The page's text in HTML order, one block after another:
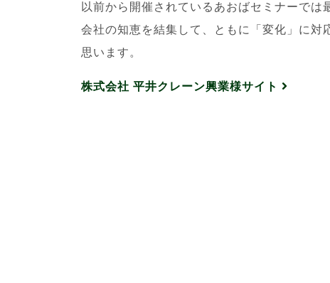
以前から開催されているあおばセミナーでは
会社の知恵を結集して、ともに「変化」に対
思います。
株式会社 平井クレーン興業様サイト